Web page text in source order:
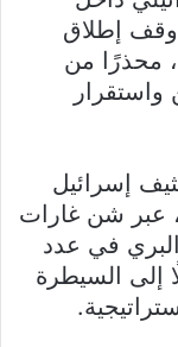
وقف إطلاق
الماضي، محذرًا من
إسرائيل
عبر شن غارات
في عدد
إلى السيطرة